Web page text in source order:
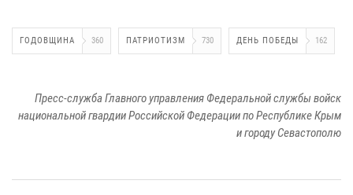
ГОДОВЩИНА 360 ПАТРИОТИЗМ 730 ДЕНЬ ПОБЕДЫ 162
Пресс-служба Главного управления Федеральной службы войск
национальной гвардии Российской Федерации по Республике Крым
и городу Севастополю